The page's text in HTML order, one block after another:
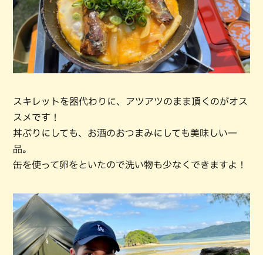
スキレットを器代わりに、アツアツのまま頂くのがオス
スメです！
丼ぶりにしても、お酒のおつまみにしても美味しい一
品。
缶を使って卵をといたので洗い物も少なくできますよ！